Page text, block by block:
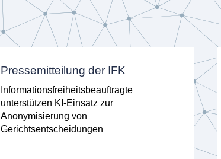
Pressemitteilung der IFK
Informationsfreiheitsbeauftragte
unterstützen KI-Einsatz zur
Anonymisierung von
Gerichtsentscheidungen